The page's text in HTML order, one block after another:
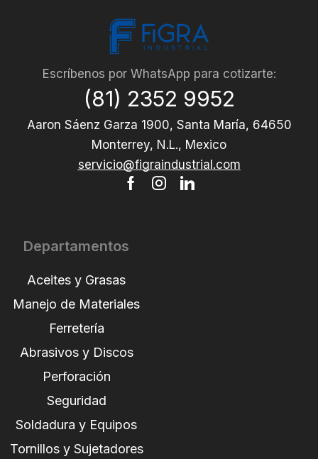
Escríbenos por WhatsApp para cotizarte:
(81) 2352 9952
Aaron Sáenz Garza 1900, Santa María, 64650
Monterrey, N.L., Mexico
servicio@figraindustrial.com
Departamentos
Aceites y Grasas
Manejo de Materiales
Ferretería
Abrasivos y Discos
Perforación
Seguridad
Soldadura y Equipos
Tornillos y Sujetadores